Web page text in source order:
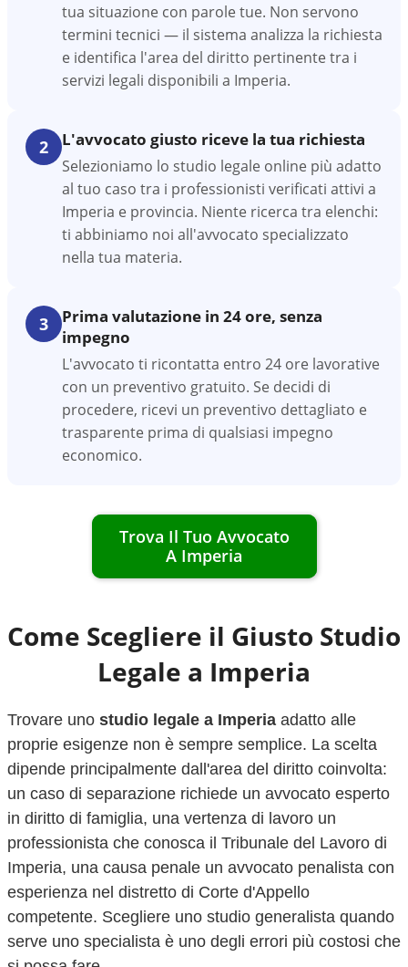
tua situazione con parole tue. Non servono
termini tecnici — il sistema analizza la richiesta
e identifica l'area del diritto pertinente tra i
servizi legali disponibili a Imperia.
2 L'avvocato giusto riceve la tua richiesta
Selezioniamo lo studio legale online più adatto
al tuo caso tra i professionisti verificati attivi a
Imperia e provincia. Niente ricerca tra elenchi:
ti abbiniamo noi all'avvocato specializzato
nella tua materia.
3
Prima valutazione in 24 ore, senza
impegno
L'avvocato ti ricontatta entro 24 ore lavorative
con un preventivo gratuito. Se decidi di
procedere, ricevi un preventivo dettagliato e
trasparente prima di qualsiasi impegno
economico.
Trova Il Tuo Avvocato
A Imperia
Come Scegliere il Giusto Studio
Legale a Imperia
Trovare uno studio legale a Imperia adatto alle
proprie esigenze non è sempre semplice. La scelta
dipende principalmente dall'area del diritto coinvolta:
un caso di separazione richiede un avvocato esperto
in diritto di famiglia, una vertenza di lavoro un
professionista che conosca il Tribunale del Lavoro di
Imperia, una causa penale un avvocato penalista con
esperienza nel distretto di Corte d'Appello
competente. Scegliere uno studio generalista quando
serve uno specialista è uno degli errori più costosi che